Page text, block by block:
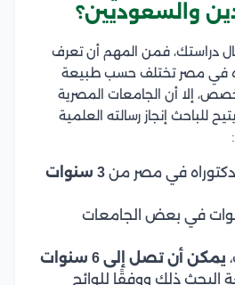
والسعوديين؟
دراستك، فمن المهم أن تعرف
في مصر تختلف حسب طبيعة
إلا أن الجامعات المصرية
للباحث إنجاز رسالته العلمية
في مصر من
3 سنوات
إلى 5 سنوات في بعض الجامعات
يمكن أن تصل إلى 6 سنوات
البحث ذلك ووفقًا للوائح